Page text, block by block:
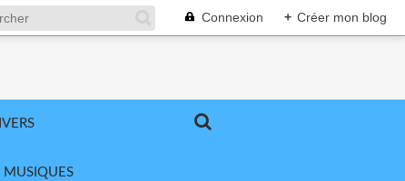
Connexion + Créer mon blog
MUSIQUES